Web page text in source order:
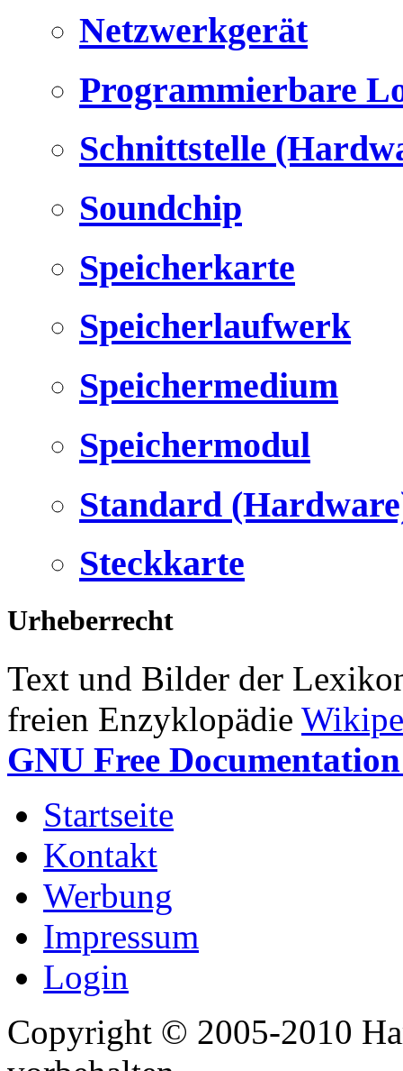
Netzwerkgerät
Programmierbare
Schnittstelle
Soundchip
Speicherkarte
Speicherlaufwerk
Speichermedium
Speichermodul
Standard
Steckkarte
Urheberrecht
Text und Bilder der
freien Enzyklopädie
GNU Free
Startseite
Kontakt
Werbung
Impressum
Login
Copyright © 2005-2010